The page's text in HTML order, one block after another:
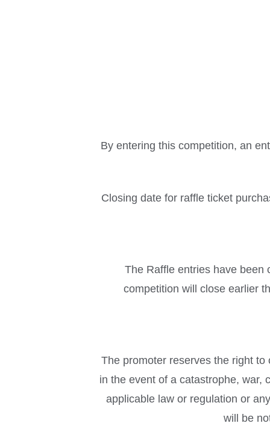
By entering this competition, an
Closing date for raffle ticket
The Raffle entries have been
competition will close earlier
The promoter reserves the right
in the event of a catastrophe, war,
applicable law or regulation or
will be